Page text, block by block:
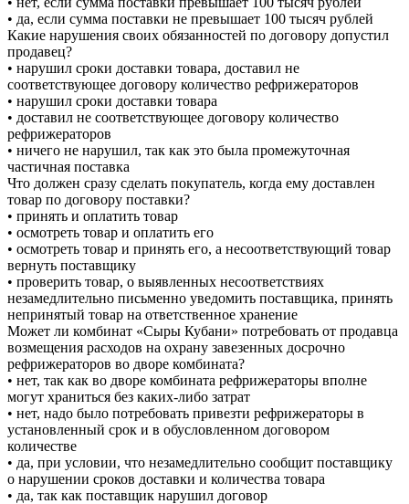
• да, если сумма поставки не превышает 100 тысяч рублей
Какие нарушения своих обязанностей по договору допустил
продавец?
• нарушил сроки доставки товара, доставил не
соответствующее договору количество рефрижераторов
• нарушил сроки доставки товара
• доставил не соответствующее договору количество
рефрижераторов
• ничего не нарушил, так как это была промежуточная
частичная поставка
Что должен сразу сделать покупатель, когда ему доставлен
товар по договору поставки?
• принять и оплатить товар
• осмотреть товар и оплатить его
• осмотреть товар и принять его, а несоответствующий товар
вернуть поставщику
• проверить товар, о выявленных несоответствиях
незамедлительно письменно уведомить поставщика, принять
непринятый товар на ответственное хранение
Может ли комбинат «Сыры Кубани» потребовать от продавца
возмещения расходов на охрану завезенных досрочно
рефрижераторов во дворе комбината?
• нет, так как во дворе комбината рефрижераторы вполне
могут храниться без каких-либо затрат
• нет, надо было потребовать привезти рефрижераторы в
установленный срок и в обусловленном договором
количестве
• да, при условии, что незамедлительно сообщит поставщику
о нарушении сроков доставки и количества товара
• да, так как поставщик нарушил договор